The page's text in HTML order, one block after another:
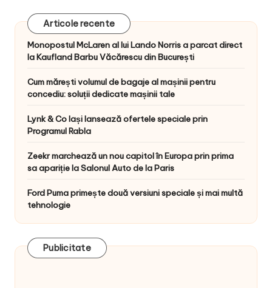
Articole recente
Monopostul McLaren al lui Lando Norris a parcat direct
la Kaufland Barbu Văcărescu din București
Cum mărești volumul de bagaje al mașinii pentru
concediu: soluții dedicate mașinii tale
Lynk & Co Iași lansează ofertele speciale prin
Programul Rabla
Zeekr marchează un nou capitol în Europa prin prima
sa apariție la Salonul Auto de la Paris
Ford Puma primește două versiuni speciale și mai multă
tehnologie
Publicitate